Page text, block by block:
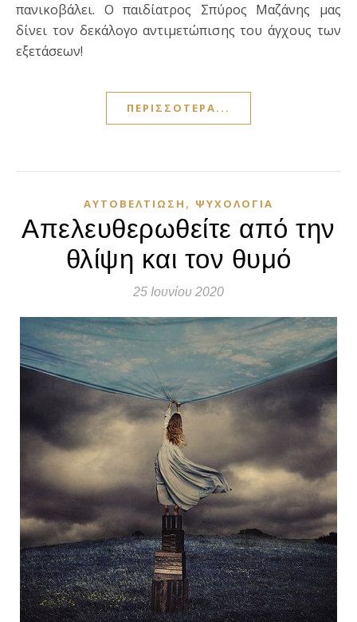
πανικοβάλει. Ο παιδίατρος Σπύρος Μαζάνης μας
δίνει τον δεκάλογο αντιμετώπισης του άγχους των
εξετάσεων!
ΠΕΡΙΣΣΌΤΕΡΑ...
ΑΥΤΟΒΕΛΤΊΩΣΗ , ΨΥΧΟΛΟΓΊΑ
Απελευθερωθείτε από την
θλίψη και τον θυμό
25 Ιουνίου 2020